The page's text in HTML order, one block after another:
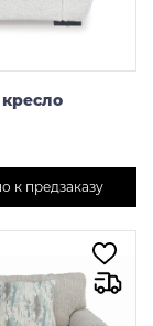
к предзаказу